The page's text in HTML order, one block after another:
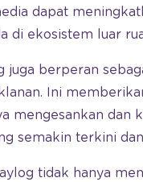
dapat
di ekosistem luar
juga berperan
Ini
mengesankan dan
semakin terkini
tidak hanya